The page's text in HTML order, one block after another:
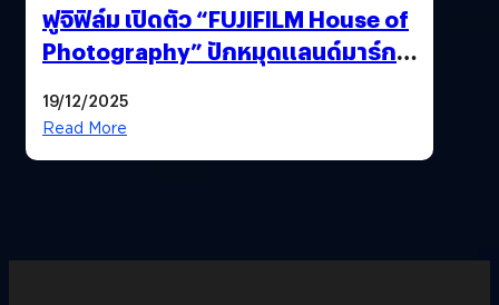
ฟูจิฟิล์ม เปิดตัว “FUJIFILM House of
Photography” ปักหมุดแลนด์มาร์ก
19/12/2025
Read More